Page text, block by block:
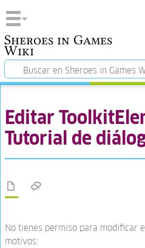
Sheroes in Games
Wiki
Editar
Tutorial de
No tienes permiso para modificar
motivos: